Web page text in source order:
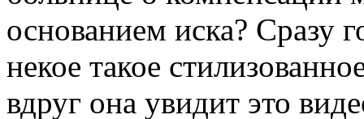
основанием иска?
некое такое
вдруг она увидит это